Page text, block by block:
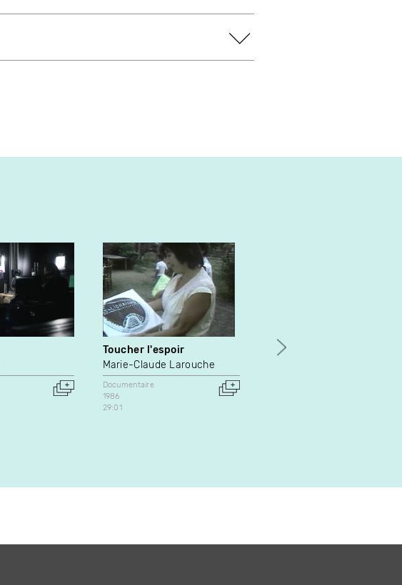
Toucher l'espoir
Marie-Claude Larouche
Documentaire
1986
29:01
Cantouque à Godin